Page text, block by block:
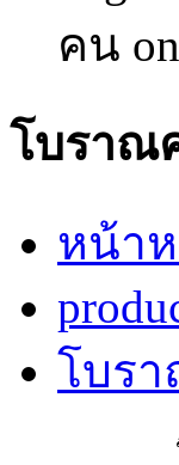
คน
โบราณ
หน้า
โบร